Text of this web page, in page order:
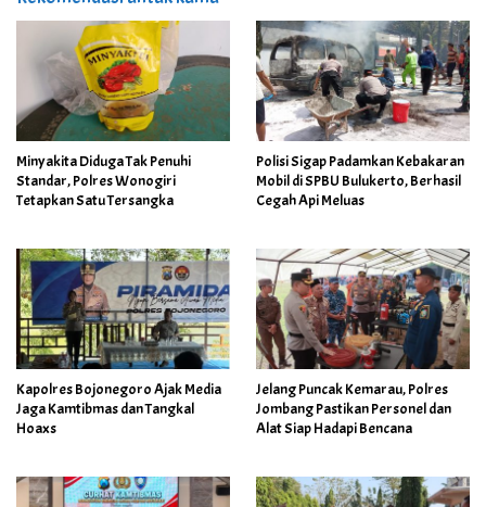
Minyakita Diduga Tak Penuhi
Standar, Polres Wonogiri
Tetapkan Satu Tersangka
Polisi Sigap Padamkan Kebakaran
Mobil di SPBU Bulukerto, Berhasil
Cegah Api Meluas
Kapolres Bojonegoro Ajak Media
Jaga Kamtibmas dan Tangkal
Hoaxs
Jelang Puncak Kemarau, Polres
Jombang Pastikan Personel dan
Alat Siap Hadapi Bencana